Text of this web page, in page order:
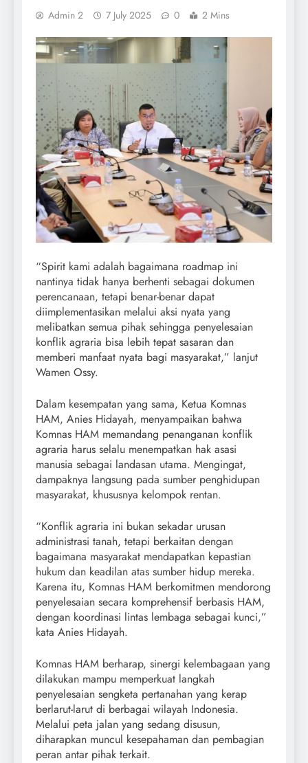
Admin 2 7 July 2025 0 2 Mins
“Spirit kami adalah bagaimana roadmap ini
nantinya tidak hanya berhenti sebagai dokumen
perencanaan, tetapi benar-benar dapat
diimplementasikan melalui aksi nyata yang
melibatkan semua pihak sehingga penyelesaian
konflik agraria bisa lebih tepat sasaran dan
memberi manfaat nyata bagi masyarakat,” lanjut
Wamen Ossy.
Dalam kesempatan yang sama, Ketua Komnas
HAM, Anies Hidayah, menyampaikan bahwa
Komnas HAM memandang penanganan konflik
agraria harus selalu menempatkan hak asasi
manusia sebagai landasan utama. Mengingat,
dampaknya langsung pada sumber penghidupan
masyarakat, khususnya kelompok rentan.
“Konflik agraria ini bukan sekadar urusan
administrasi tanah, tetapi berkaitan dengan
bagaimana masyarakat mendapatkan kepastian
hukum dan keadilan atas sumber hidup mereka.
Karena itu, Komnas HAM berkomitmen mendorong
penyelesaian secara komprehensif berbasis HAM,
dengan koordinasi lintas lembaga sebagai kunci,”
kata Anies Hidayah.
Komnas HAM berharap, sinergi kelembagaan yang
dilakukan mampu memperkuat langkah
penyelesaian sengketa pertanahan yang kerap
berlarut-larut di berbagai wilayah Indonesia.
Melalui peta jalan yang sedang disusun,
diharapkan muncul kesepahaman dan pembagian
peran antar pihak terkait.